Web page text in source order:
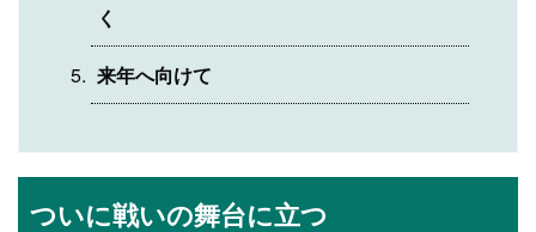
く
来年へ向けて
ついに戦いの舞台に立つ